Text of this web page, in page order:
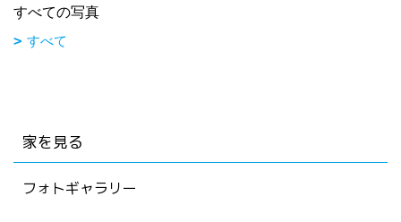
すべての写真
すべて
家を見る
フォトギャラリー